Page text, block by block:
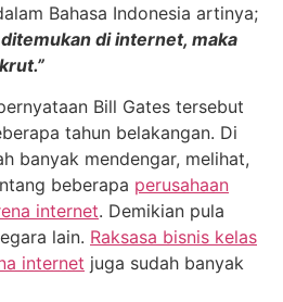
Bahasa Indonesia artinya;
di internet, maka
Bill Gates tersebut
tahun belakangan. Di
banyak mendengar, melihat,
beberapa perusahaan
internet. Demikian pula
lain. Raksasa bisnis kelas
internet juga sudah banyak